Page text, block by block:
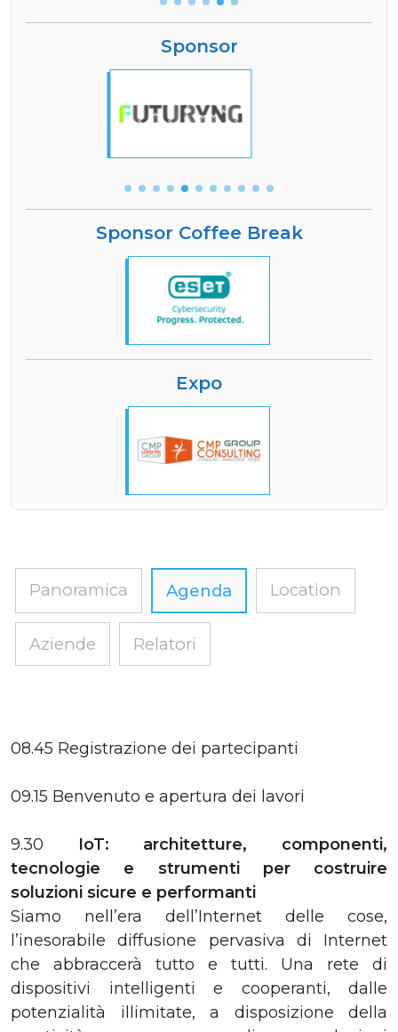
Sponsor
Sponsor Coffee Break
Expo
Panoramica Agenda Location
Aziende Relatori
08.45 Registrazione dei partecipanti
09.15 Benvenuto e apertura dei lavori
9.30
IoT: architetture, componenti,
tecnologie e strumenti per costruire
soluzioni sicure e performanti
Siamo nell’era dell’Internet delle cose,
l’inesorabile diffusione pervasiva di Internet
che abbraccerà tutto e tutti. Una rete di
dispositivi intelligenti e cooperanti, dalle
potenzialità illimitate, a disposizione della